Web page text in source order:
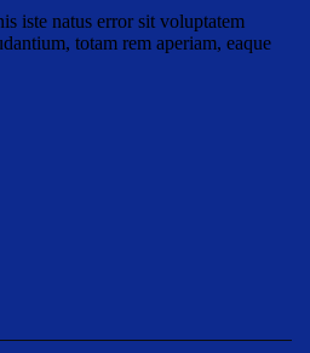
iste natus error sit voluptatem
totam rem aperiam, eaque